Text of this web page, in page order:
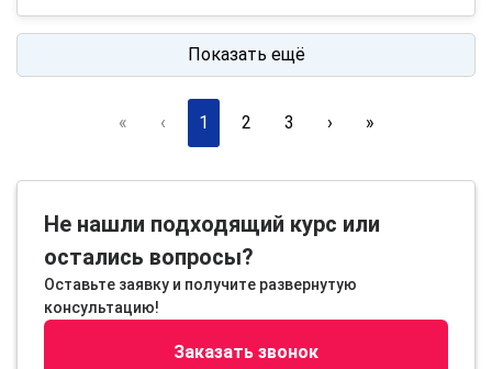
Показать ещё
« ‹ 1 2 3 › »
Не нашли подходящий курс или
остались вопросы?
Оставьте заявку и получите развернутую
консультацию!
Заказать звонок